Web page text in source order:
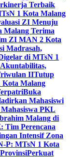
Terbaik
1 Kota Malang
ZI Menuju
Malang Terima
ZI MAN 2 Kota
Madrasah,
di MTsN 1
IITutup
Kota Malang
Buka
Mahasiswi
PKL
Malang di
Tim Perencana
Intensif Zona
P: MTsN 1 Kota
Perkuat